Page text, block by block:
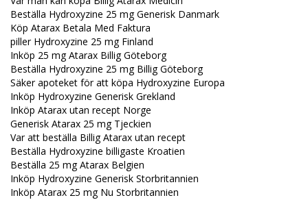
Beställa Hydroxyzine 25 mg Generisk Danmark
Köp Atarax Betala Med Faktura
piller Hydroxyzine 25 mg Finland
Inköp 25 mg Atarax Billig Göteborg
Beställa Hydroxyzine 25 mg Billig Göteborg
Säker apoteket för att köpa Hydroxyzine Europa
Inköp Hydroxyzine Generisk Grekland
Inköp Atarax utan recept Norge
Generisk Atarax 25 mg Tjeckien
Var att beställa Billig Atarax utan recept
Beställa Hydroxyzine billigaste Kroatien
Beställa 25 mg Atarax Belgien
Inköp Hydroxyzine Generisk Storbritannien
Inköp Atarax 25 mg Nu Storbritannien